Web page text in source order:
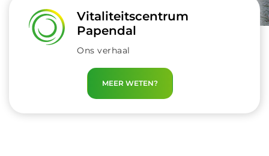
Vitaliteitscentrum
Papendal
Ons verhaal
MEER WETEN?